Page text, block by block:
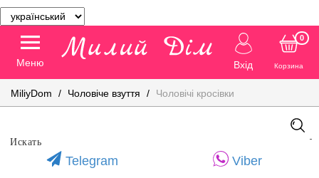
Меню Вхід Корзина
0
MiliyDom Чоловіче взуття Чоловічі кросівки
Telegram Viber